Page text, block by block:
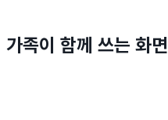
가족이 함께 쓰는 화면